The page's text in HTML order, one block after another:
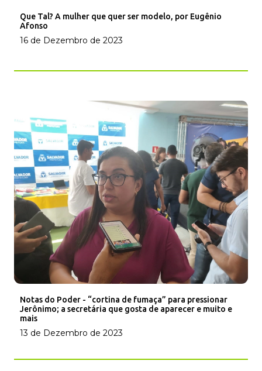
Que Tal? A mulher que quer ser modelo, por Eugênio
Afonso
16 de Dezembro de 2023
Notas do Poder - “cortina de fumaça” para pressionar
Jerônimo; a secretária que gosta de aparecer e muito e
mais
13 de Dezembro de 2023